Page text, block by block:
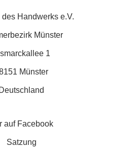
Handwerks e.V.
Münster
1
Münster
Deutschland
auf Facebook
Satzung